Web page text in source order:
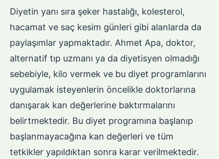
Diyetin yanı sıra şeker hastalığı, kolesterol,
hacamat ve saç kesim günleri gibi alanlarda da
paylaşımlar yapmaktadır. Ahmet Apa, doktor,
alternatif tıp uzmanı ya da diyetisyen olmadığı
sebebiyle, kilo vermek ve bu diyet programlarını
uygulamak isteyenlerin öncelikle doktorlarına
danışarak kan değerlerine baktırmalarını
belirtmektedir. Bu diyet programına başlanıp
başlanmayacağına kan değerleri ve tüm
tetkikler yapıldıktan sonra karar verilmektedir.